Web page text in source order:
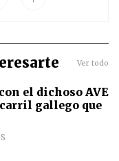
Ver todo
el dichoso AVE
gallego que